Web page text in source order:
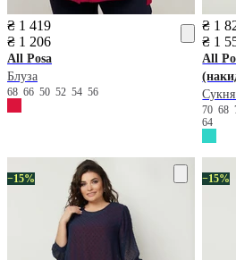
₴ 1 419
₴ 1 206
All Posa
Блуза
68 66 50 52 54 56
₴ 1
₴ 1
All
Сукня
7068
64
−15% −15%